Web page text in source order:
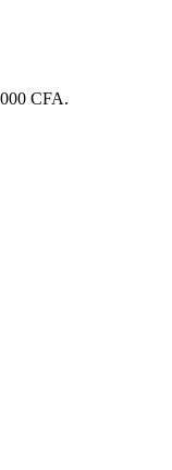
CFA.